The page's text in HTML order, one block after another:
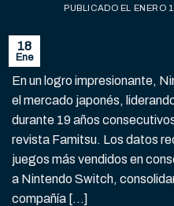
PUBLICADO EL ENERO
18
Ene
En un logro impresionante,
el mercado japonés,
durante 19 años
revista Famitsu. Los datos
juegos más vendidos en
a Nintendo Switch,
compañía […]